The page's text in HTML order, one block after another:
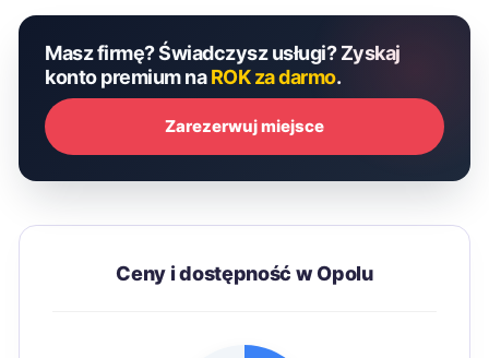
Masz firmę? Świadczysz usługi? Zyskaj
konto premium naROK za darmo.
Zarezerwuj miejsce
Ceny i dostępność w Opolu